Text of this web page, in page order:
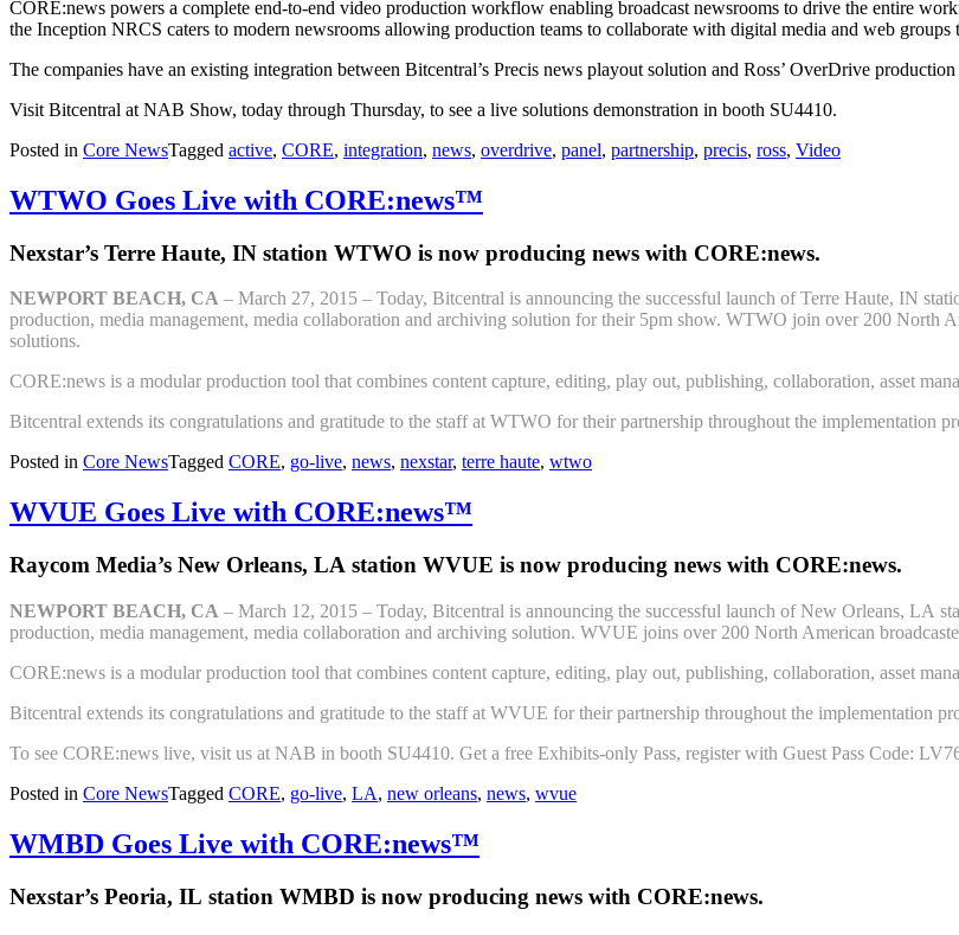
CORE:news powers a complete end-to-end video production workflow enabling broadcast newsrooms to drive the entire
the Inception NRCS caters to modern newsrooms allowing production teams to collaborate with digital media and web groups
The companies have an existing integration between Bitcentral’s Precis news playout solution and Ross’ OverDrive
Visit Bitcentral at NAB Show, today through Thursday, to see a live solutions demonstration in booth SU4410.
Posted in Core NewsTagged active, CORE, integration, news, overdrive, panel, partnership, precis, ross, Video
WTWO Goes Live with CORE:news™
Nexstar’s Terre Haute, IN station WTWO is now producing news with CORE:news.
NEWPORT BEACH, CA – March 27, 2015 – Today, Bitcentral is announcing the successful launch of Terre Haute, IN
production, media management, media collaboration and archiving solution for their 5pm show. WTWO join over 200 North
solutions.
CORE:news is a modular production tool that combines content capture, editing, play out, publishing, collaboration, asset
Bitcentral extends its congratulations and gratitude to the staff at WTWO for their partnership throughout the implementation
Posted in Core NewsTagged CORE, go-live, news, nexstar, terre haute, wtwo
WVUE Goes Live with CORE:news™
Raycom Media’s New Orleans, LA station WVUE is now producing news with CORE:news.
NEWPORT BEACH, CA – March 12, 2015 – Today, Bitcentral is announcing the successful launch of New Orleans, LA
production, media management, media collaboration and archiving solution. WVUE joins over 200 North American
CORE:news is a modular production tool that combines content capture, editing, play out, publishing, collaboration, asset
Bitcentral extends its congratulations and gratitude to the staff at WVUE for their partnership throughout the implementation
To see CORE:news live, visit us at NAB in booth SU4410. Get a free Exhibits-only Pass, register with Guest Pass Code:
Posted in Core NewsTagged CORE, go-live, LA, new orleans, news, wvue
WMBD Goes Live with CORE:news™
Nexstar’s Peoria, IL station WMBD is now producing news with CORE:news.